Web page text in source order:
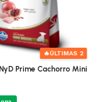
🔥ÚLTIMAS 3
Prime Cachorro